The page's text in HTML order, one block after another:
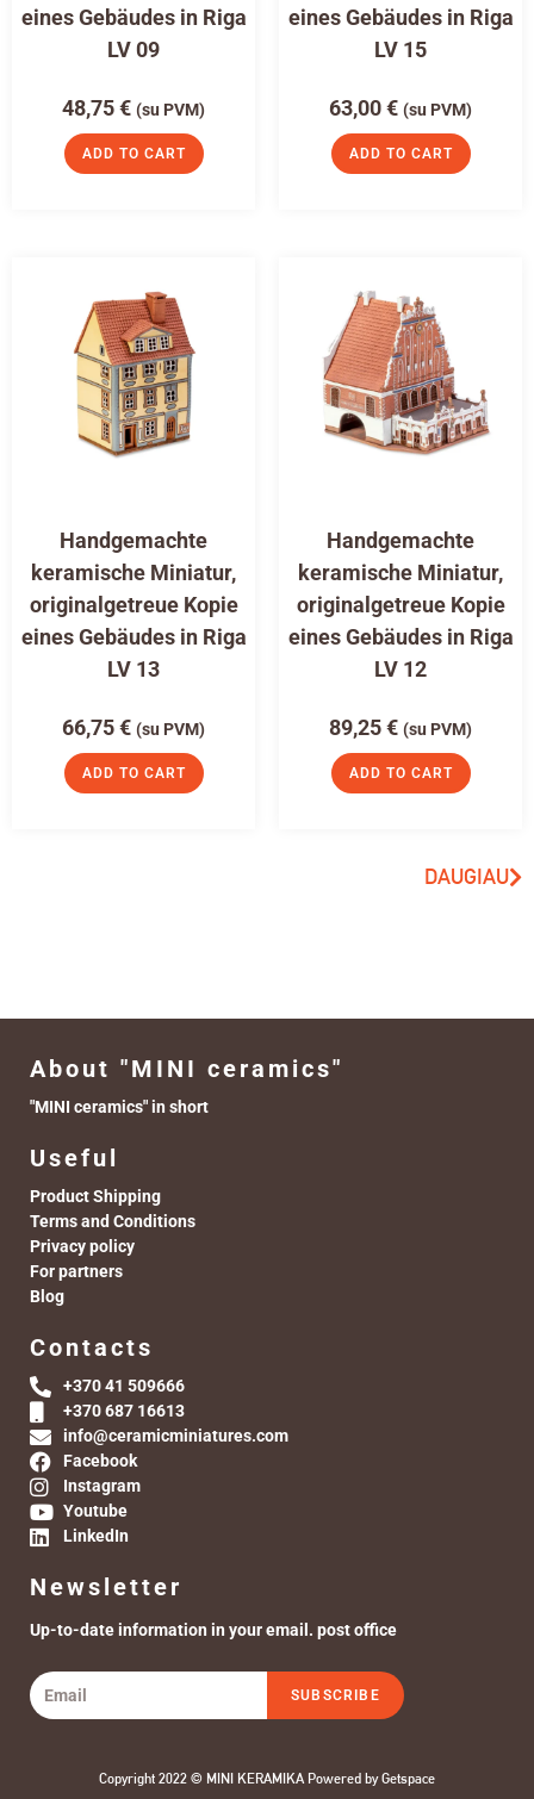
eines Gebäudes in Riga
LV 09
48,75€ (su PVM)
ADD TO CART
eines Gebäudes in Riga
LV 15
63,00€ (su PVM)
ADD TO CART
Handgemachte
keramische Miniatur,
originalgetreue Kopie
eines Gebäudes in Riga
LV 13
66,75€ (su PVM)
ADD TO CART
Handgemachte
keramische Miniatur,
originalgetreue Kopie
eines Gebäudes in Riga
LV 12
89,25€ (su PVM)
ADD TO CART
DAUGIAU
About "MINI ceramics"
"MINI ceramics" in short
Useful
Product Shipping
Terms and Conditions
Privacy policy
For partners
Blog
Contacts
+370 41 509666
+370 687 16613
info@ceramicminiatures.com
Facebook
Instagram
Youtube
LinkedIn
Newsletter
Up-to-date information in your email. post office
SUBSCRIBE
Copyright 2022 © MINI KERAMIKA Powered byGetspace